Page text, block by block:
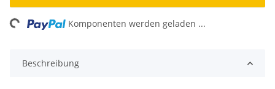
Komponenten werden geladen ...
Beschreibung